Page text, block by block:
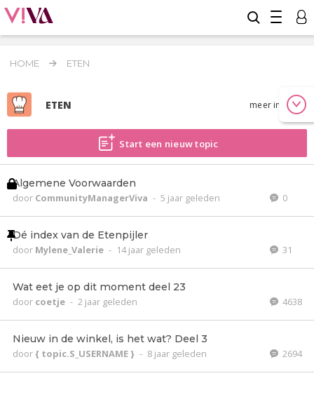
HOME ETEN
ETEN meer info
Start een nieuw topic
Algemene Voorwaarden
door CommunityManagerViva - 5 jaar geleden 0
Dé index van de Etenpijler
door Mylene_Valerie - 14 jaar geleden 31
Wat eet je op dit moment deel 23
door coetje - 2 jaar geleden 4638
Nieuw in de winkel, is het wat? Deel 3
door{ topic.S_USERNAME } - 8 jaar geleden 2694